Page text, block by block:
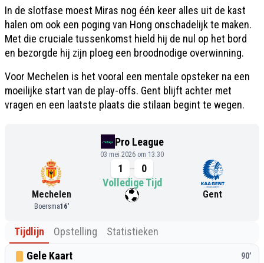
In de slotfase moest Miras nog één keer alles uit de kast
halen om ook een poging van Hong onschadelijk te maken.
Met die cruciale tussenkomst hield hij de nul op het bord
en bezorgde hij zijn ploeg een broodnodige overwinning.
Voor Mechelen is het vooral een mentale opsteker na een
moeilijke start van de play-offs. Gent blijft achter met
vragen en een laatste plaats die stilaan begint te wegen.
Pro League
03 mei 2026 om 13:30
Mechelen
Boersma16'
1
0
Volledige Tijd
Gent
Tijdlijn Opstelling
Statistieken
Gele Kaart
90’